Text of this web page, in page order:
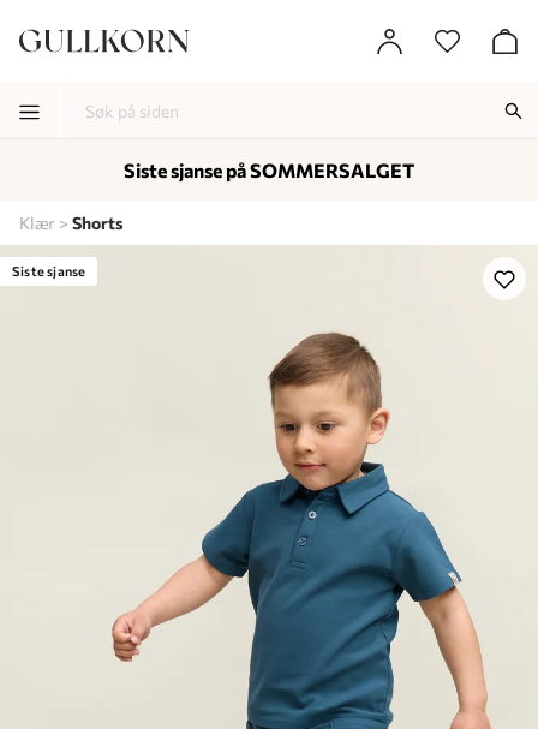
Lagt i kurven, utmerket valg! Til kassen
Klær Shorts
Siste sjanse
Siste sjanse på SOMMERSALGET
-
-
-